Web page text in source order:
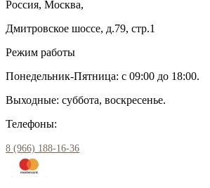
Россия, Москва,
Дмитровское шоссе, д.79, стр.1
Режим работы
Понедельник-Пятница: с 09:00 до 18:00.
Выходные: суббота, воскресенье.
Телефоны:
8 (966) 188-16-36